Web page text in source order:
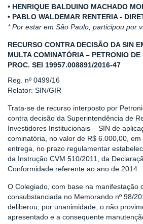
• HENRIQUE BALDUINO MACHADO
• PABLO WALDEMAR RENTERIA -
* Por estar em São Paulo, participou por
RECURSO CONTRA DECISÃO DA SIN
MULTA COMINATÓRIA – PETRONIO
PROC. SEI 19957.008891/2016-47
Reg. nº 0499/16
Relator: SIN/GIR
Trata-se de recurso interposto por
contra decisão da Superintendência de
Investidores Institucionais – SIN de
cominatória, no valor de R$ 6.000,00,
entrega, no prazo regulamentar
da Instrução CVM 510/2011, da
Conformidade referente ao ano de 2014.
O Colegiado, com base na manifestação
consubstanciada no Memorando nº 98/
deliberou, por unanimidade, o não
apresentado e a consequente